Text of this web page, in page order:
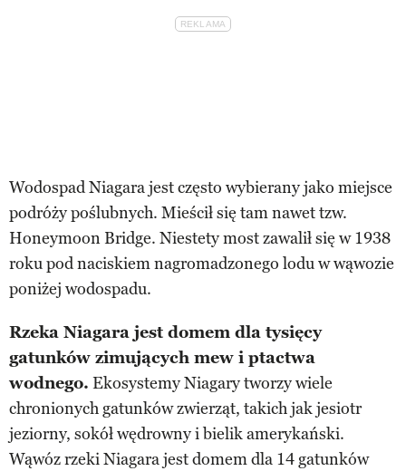
Wodospad Niagara jest często wybierany jako miejsce
podróży poślubnych. Mieścił się tam nawet tzw.
Honeymoon Bridge. Niestety most zawalił się w 1938
roku pod naciskiem nagromadzonego lodu w wąwozie
poniżej wodospadu.
Rzeka Niagara jest domem dla tysięcy
gatunków zimujących mew i ptactwa
wodnego. Ekosystemy Niagary tworzy wiele
chronionych gatunków zwierząt, takich jak jesiotr
jeziorny, sokół wędrowny i bielik amerykański.
Wąwóz rzeki Niagara jest domem dla 14 gatunków